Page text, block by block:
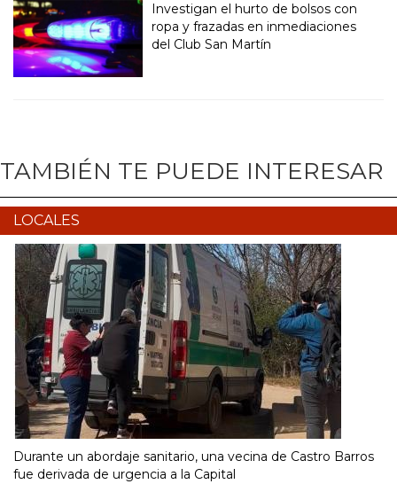
Investigan el hurto de bolsos con
ropa y frazadas en inmediaciones
del Club San Martín
TAMBIÉN TE PUEDE INTERESAR
LOCALES
Durante un abordaje sanitario, una vecina de Castro Barros
fue derivada de urgencia a la Capital